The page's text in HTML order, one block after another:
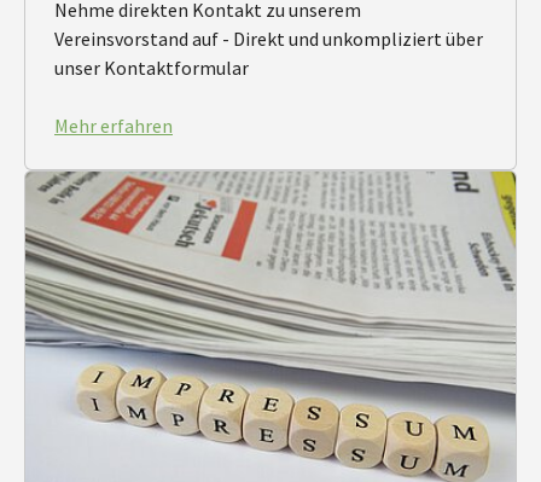
Nehme direkten Kontakt zu unserem
Vereinsvorstand auf - Direkt und unkompliziert über
unser Kontaktformular
Mehr erfahren